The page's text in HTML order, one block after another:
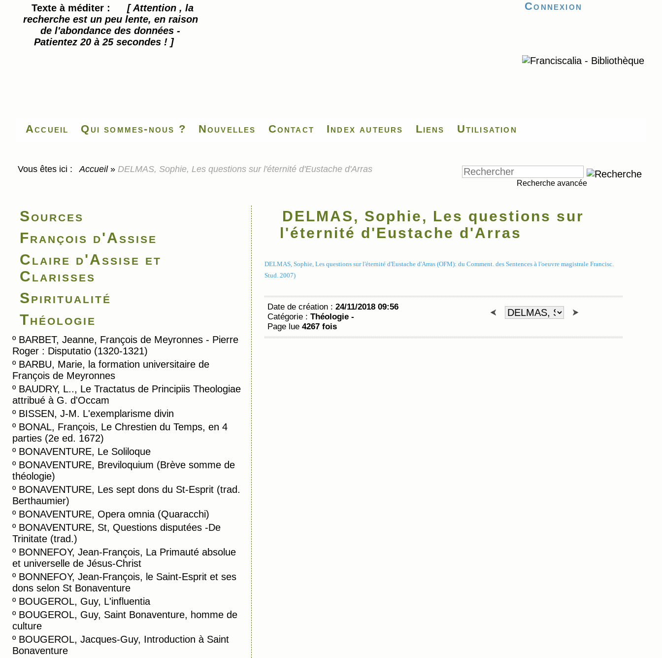
Texte à méditer :
[ Attention , la
recherche est un peu lente, en raison
de l'abondance des données -
Patientez 20 à 25 secondes ! ]
Accueil
Connexion
Qui sommes-nous ? Nouvelles Contact Index auteurs Liens Utilisation
Vous êtes ici : Accueil » DELMAS, Sophie, Les questions sur l'éternité d'Eustache d'Arras
Recherche avancée
Sources
François d'Assise
Claire d'Assise et
Clarisses
Spiritualité
Théologie
º BARBET, Jeanne, François de Meyronnes - Pierre
Roger : Disputatio (1320-1321)
º BARBU, Marie, la formation universitaire de
François de Meyronnes
º BAUDRY, L.., Le Tractatus de Principiis Theologiae
attribué à G. d'Occam
º BISSEN, J-M. L'exemplarisme divin
º BONAL, François, Le Chrestien du Temps, en 4
parties (2e ed. 1672)
º BONAVENTURE, Le Soliloque
º BONAVENTURE, Breviloquium (Brève somme de
théologie)
º BONAVENTURE, Les sept dons du St-Esprit (trad.
Berthaumier)
º BONAVENTURE, Opera omnia (Quaracchi)
º BONAVENTURE, St, Questions disputées -De
Trinitate (trad.)
º BONNEFOY, Jean-François, La Primauté absolue
et universelle de Jésus-Christ
º BONNEFOY, Jean-François, le Saint-Esprit et ses
dons selon St Bonaventure
º BOUGEROL, Guy, L'influentia
º BOUGEROL, Guy, Saint Bonaventure, homme de
culture
º BOUGEROL, Jacques-Guy, Introduction à Saint
Bonaventure
DELMAS, Sophie, Les questions sur
l'éternité d'Eustache d'Arras
DELMAS, Sophie, Les questions sur l'éternité d'Eustache d'Arras (OFM): du Comment. des Sentences à l'oeuvre magistrale Francisc.
Stud. 2007)
Date de création : 24/11/2018 09:56
Catégorie : Théologie -
Page lue 4267 fois